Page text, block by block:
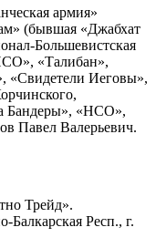
армия»
(бывшая «Джабхат
Большевистская
«Талибан»,
«Свидетели Иеговы»,
Бандеры», «НСО»,
Павел Валерьевич.
Трейд».
Респ., г.